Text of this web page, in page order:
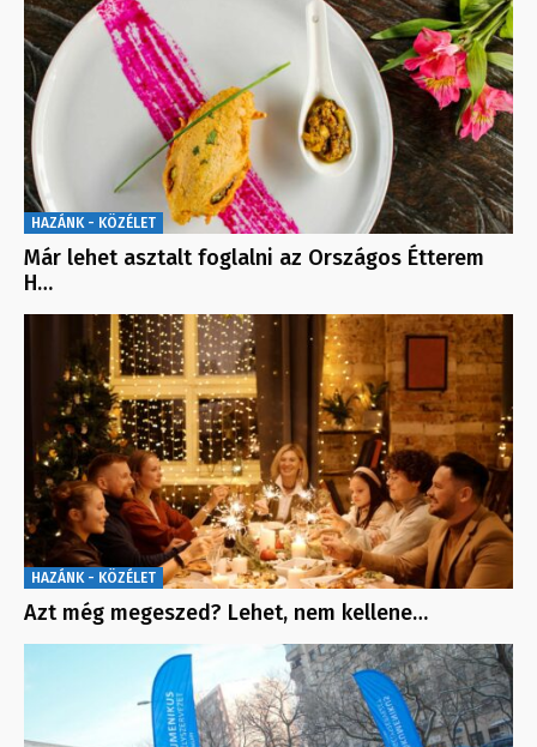
HAZÁNK - KÖZÉLET
Már lehet asztalt foglalni az Országos Étterem
H…
HAZÁNK - KÖZÉLET
Azt még megeszed? Lehet, nem kellene…